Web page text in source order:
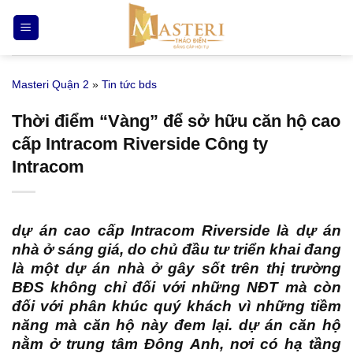
qua
nội
Masteri Quận 2 » Tin tức bds
Thời điểm “Vàng” để sở hữu căn hộ cao
cấp Intracom Riverside Công ty
Intracom
dự án cao cấp Intracom Riverside là dự án
nhà ở sáng giá, do chủ đầu tư triển khai đang
là một dự án nhà ở gây sốt trên thị trường
BĐS không chỉ đối với những NĐT mà còn
đối với phân khúc quý khách vì những tiềm
năng mà căn hộ này đem lại. dự án căn hộ
nằm ở trung tâm Đông Anh, nơi có hạ tầng